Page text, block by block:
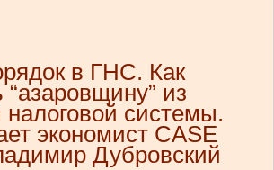
в ГНС. Как
“азаровщину” из
налоговой системы.
экономист CASE
Дубровский